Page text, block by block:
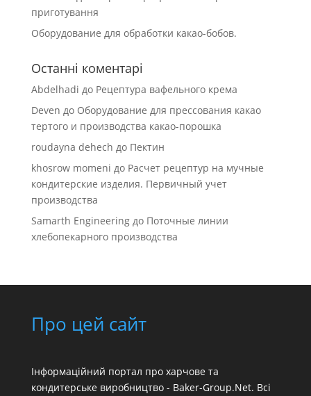
приготування
Оборудование для обработки какао-бобов.
Останні коментарі
Abdelhadi до Рецептура вафельного крема
Deven до Оборудование для прессования какао
тертого и производства какао-порошка
roudayna dehech до Пектин
khosrow momeni до Расчет рецептур на мучные
кондитерские изделия. Первичный учет
производства
Samarth Engineeringдо Поточные линии
хлебопекарного производства
Про цей сайт
Інформаційний портал про харчове та
кондитерське виробництво - Baker-Group.Net. Всі